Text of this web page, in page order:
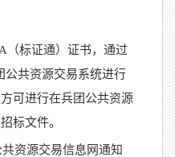
（标证通）证书，通过
公共资源交易系统进行
可进行在兵团公共资源
标文件。
资源交易信息网通知